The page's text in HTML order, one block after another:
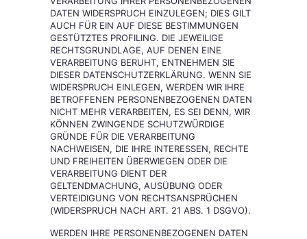
DATEN WIDERSPRUCH EINZULEGEN; DIES GILT
AUCH FÜR EIN AUF DIESE BESTIMMUNGEN
GESTÜTZTES PROFILING. DIE JEWEILIGE
RECHTSGRUNDLAGE, AUF DENEN EINE
VERARBEITUNG BERUHT, ENTNEHMEN SIE
DIESER DATENSCHUTZERKLÄRUNG. WENN SIE
WIDERSPRUCH EINLEGEN, WERDEN WIR IHRE
BETROFFENEN PERSONENBEZOGENEN DATEN
NICHT MEHR VERARBEITEN, ES SEI DENN, WIR
KÖNNEN ZWINGENDE SCHUTZWÜRDIGE
GRÜNDE FÜR DIE VERARBEITUNG
NACHWEISEN, DIE IHRE INTERESSEN, RECHTE
UND FREIHEITEN ÜBERWIEGEN ODER DIE
VERARBEITUNG DIENT DER
GELTENDMACHUNG, AUSÜBUNG ODER
VERTEIDIGUNG VON RECHTSANSPRÜCHEN
(WIDERSPRUCH NACH ART. 21 ABS. 1 DSGVO).
WERDEN IHRE PERSONENBEZOGENEN DATEN